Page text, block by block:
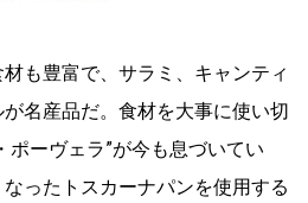
も豊富で、サラミ、キャンティ
名産品だ。食材を大事に使い切
ポーヴェラ”が今も息づいてい
ったトスカーナパンを使用する